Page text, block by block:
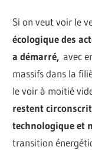
Si on veut voir le
écologique des
a démarré,avec
massifs dans la
le voir à moitié
restent
technologique et
transition